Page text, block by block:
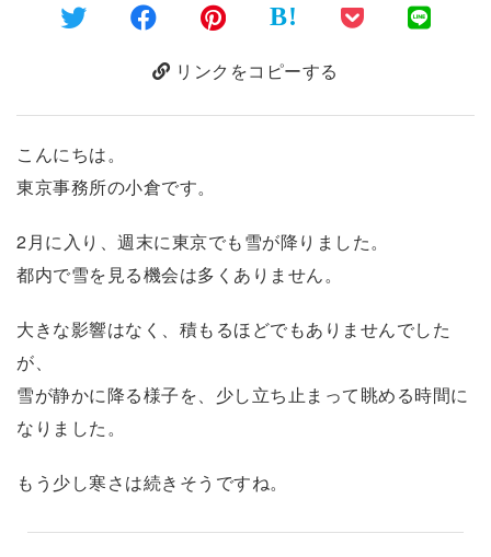
B!
リンクをコピーする
こんにちは。
東京事務所の小倉です。
2月に入り、週末に東京でも雪が降りました。
都内で雪を見る機会は多くありません。
大きな影響はなく、積もるほどでもありませんでした
が、
雪が静かに降る様子を、少し立ち止まって眺める時間に
なりました。
もう少し寒さは続きそうですね。